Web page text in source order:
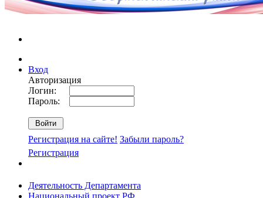
Вход
Авторизация
Логин:
Пароль:
Регистрация на сайте! Забыли пароль?
Регистрация
Деятельность Департамента
Национальный проект РФ